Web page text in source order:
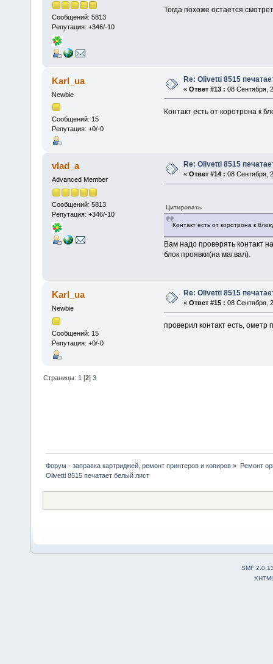
Сообщений: 5813
Репутация: +346/-10
Тогда похоже остается
Karl_ua
Newbie
Сообщений: 15
Репутация: +0/-0
Re: Olivetti 8515
« Ответ #13 : 08 Сентября,
Контакт есть от коротрона к
vlad_a
Advanced Member
Сообщений: 5813
Репутация: +346/-10
Re: Olivetti 8515
« Ответ #14 : 08 Сентября,
Цитировать
Контакт есть от коротрона к
Вам надо проверять контакт
блок проявки(на маг.вал).
Karl_ua
Newbie
Сообщений: 15
Репутация: +0/-0
Re: Olivetti 8515
« Ответ #15 : 08 Сентября,
проверил контакт есть,
Страницы: 1 [2]3
Форум - заправка картриджей, ремонт принтеров и копиров » Ремонт
Olivetti 8515 печатает белый лист
SMF